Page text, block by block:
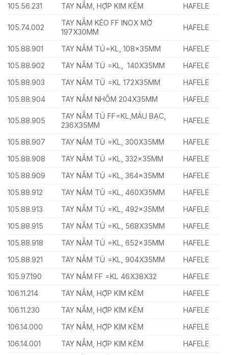
105.56.231
TAY NẮM, HỢP KIM KẼM HAFELE
105.74.002
TAY NẮM KÉO FF INOX MỜ
197X30MM
HAFELE
105.88.901 TAY NẮM TỦ=KL, 108x35MM
HAFELE
105.88.902
TAY NẮM TỦ =KL, 140X35MM
HAFELE
105.88.903
TAY NẮM TỦ =KL 172X35MM
HAFELE
105.88.904
TAY NẮM NHÔM 204X35MM HAFELE
105.88.905
TAY NẮM TỦ FF=KL,MÀU BẠC,
236X35MM
HAFELE
105.88.907 TAY NẮM TỦ =KL, 300X35MM
HAFELE
105.88.908
TAY NẮM TỦ =KL, 332x35MM
HAFELE
105.88.909
TAY NẮM TỦ =KL, 364x35MM
HAFELE
105.88.912
TAY NẮM TỦ =KL, 460X35MM
HAFELE
105.88.913
TAY NẮM TỦ =KL, 492x35MM
HAFELE
105.88.915
TAY NẮM TỦ =KL, 568X35MM
HAFELE
105.88.918
TAY NẮM TỦ =KL, 652x35MM
HAFELE
105.88.921
TAY NẮM TỦ =KL, 904X35MM
HAFELE
105.97.190
TAY NẮM FF =KL 46X38X32
HAFELE
106.11.214
TAY NẮM, HỢP KIM KẼM
HAFELE
106.11.230
TAY NẮM, HỢP KIM KẼM
HAFELE
106.14.000
TAY NẮM, HỢP KIM KẼM
HAFELE
106.14.001
TAY NẮM, HỢP KIM KẼM
HAFELE